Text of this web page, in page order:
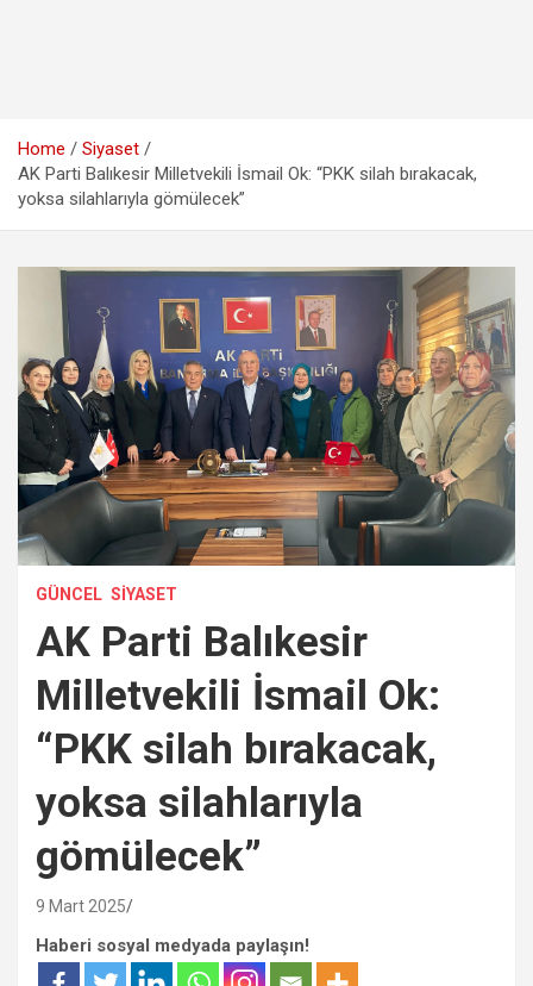
Home
Siyaset
AK Parti Balıkesir Milletvekili İsmail Ok: “PKK silah bırakacak,
yoksa silahlarıyla gömülecek”
GÜNCEL SIYASET
AK Parti Balıkesir
Milletvekili İsmail Ok:
“PKK silah bırakacak,
yoksa silahlarıyla
gömülecek”
9 Mart 2025
Haberi sosyal medyada paylaşın!